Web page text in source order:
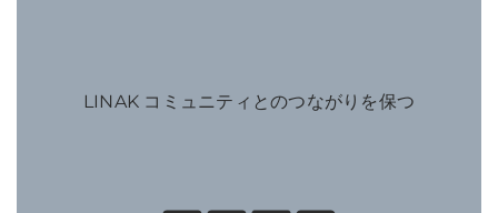
LINAK コミュニティとのつながりを保つ